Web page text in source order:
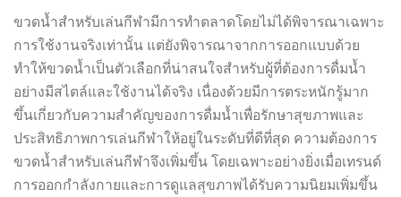
ขวดน้ำสำหรับเล่นกีฬามีการทำตลาดโดยไม่ได้พิจารณาเฉพาะ
การใช้งานจริงเท่านั้น แต่ยังพิจารณาจากการออกแบบด้วย
ทำให้ขวดน้ำเป็นตัวเลือกที่น่าสนใจสำหรับผู้ที่ต้องการดื่มน้ำ
อย่างมีสไตล์และใช้งานได้จริง เนื่องด้วยมีการตระหนักรู้มาก
ขึ้นเกี่ยวกับความสำคัญของการดื่มน้ำเพื่อรักษาสุขภาพและ
ประสิทธิภาพการเล่นกีฬาให้อยู่ในระดับที่ดีที่สุด ความต้องการ
ขวดน้ำสำหรับเล่นกีฬาจึงเพิ่มขึ้น โดยเฉพาะอย่างยิ่งเมื่อเทรนด์
การออกกำลังกายและการดูแลสุขภาพได้รับความนิยมเพิ่มขึ้น